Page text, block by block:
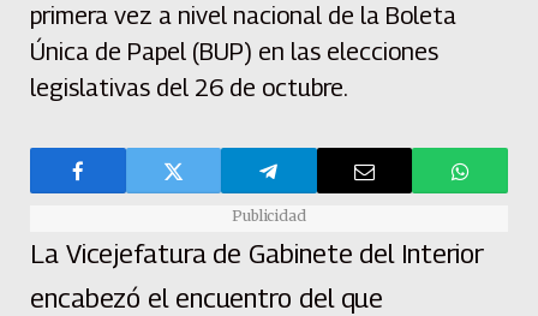
primera vez a nivel nacional de la Boleta
Única de Papel (BUP) en las elecciones
legislativas del 26 de octubre.
Publicidad
La Vicejefatura de Gabinete del Interior
encabezó el encuentro del que